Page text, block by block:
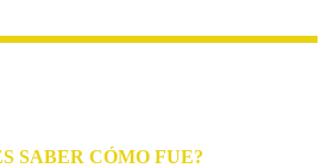
SABER CÓMO FUE?